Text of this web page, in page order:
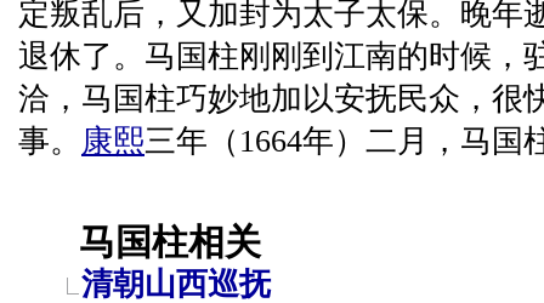
定叛乱后，又加封为太子太保。晚年
退休了。马国柱刚刚到江南的时候，
洽，马国柱巧妙地加以安抚民众，很
事。 康熙三年（1664年）二月，马国
马国柱相关
清朝山西巡抚